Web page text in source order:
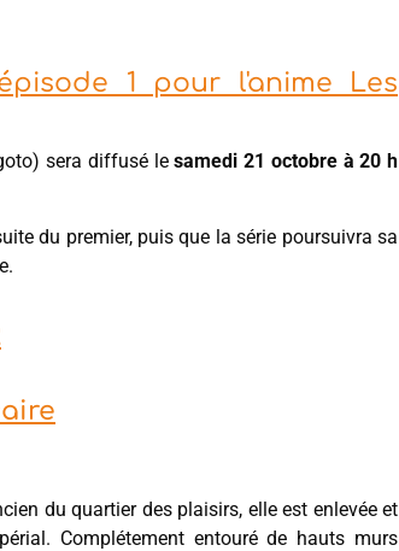
1 pour l'anime Les
sera diffusé lesamedi 21 octobre à 20 h
du premier, puis que la série poursuivra sa
du quartier des plaisirs, elle est enlevée et
Complétement entouré de hauts murs